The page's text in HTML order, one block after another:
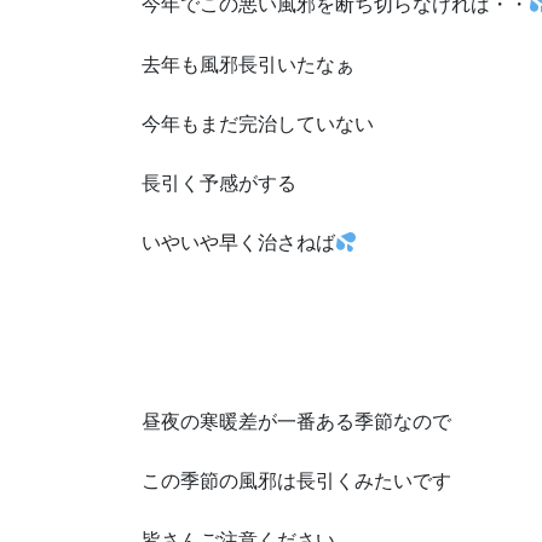
今年でこの悪い風邪を断ち切らなければ・・
去年も風邪長引いたなぁ
今年もまだ完治していない
長引く予感がする
いやいや早く治さねば
昼夜の寒暖差が一番ある季節なので
この季節の風邪は長引くみたいです